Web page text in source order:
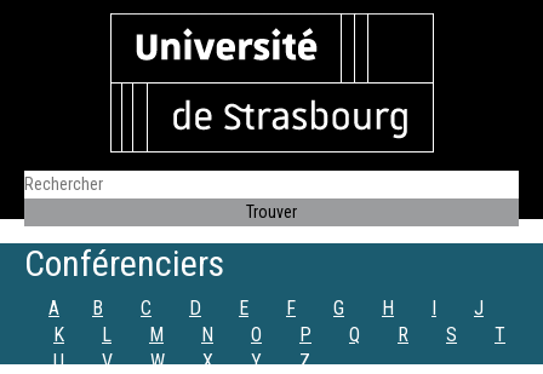
Conférenciers
A B C D E F G H I
J
K
L M N O P Q R S
T
U
V W X Y Z